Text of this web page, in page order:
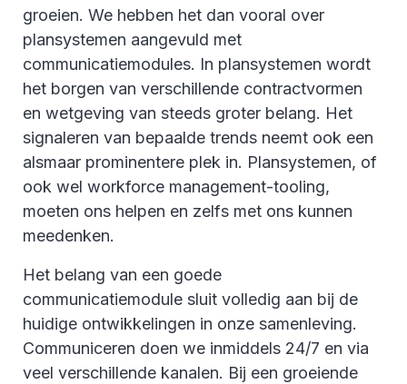
groeien. We hebben het dan vooral over
plansystemen aangevuld met
communicatiemodules. In plansystemen wordt
het borgen van verschillende contractvormen
en wetgeving van steeds groter belang. Het
signaleren van bepaalde trends neemt ook een
alsmaar prominentere plek in. Plansystemen, of
ook wel workforce management-tooling,
moeten ons helpen en zelfs met ons kunnen
meedenken.
Het belang van een goede
communicatiemodule sluit volledig aan bij de
huidige ontwikkelingen in onze samenleving.
Communiceren doen we inmiddels 24/7 en via
veel verschillende kanalen. Bij een groeiende